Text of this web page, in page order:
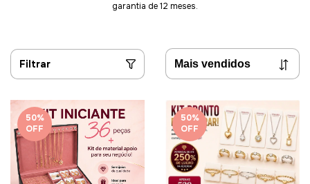
garantia de 12 meses.
Filtrar
50%
OFF
50%
OFF